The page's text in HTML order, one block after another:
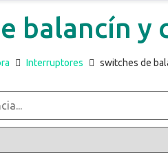
balancín y
Interruptores switches de